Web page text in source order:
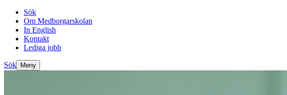
Sök
Om Medborgarskolan
In English
Kontakt
Lediga jobb
Sök Meny